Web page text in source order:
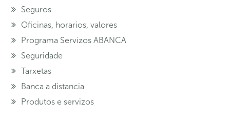
Seguros
Oficinas, horarios, valores
Programa Servizos ABANCA
Seguridade
Tarxetas
Banca a distancia
Produtos e servizos